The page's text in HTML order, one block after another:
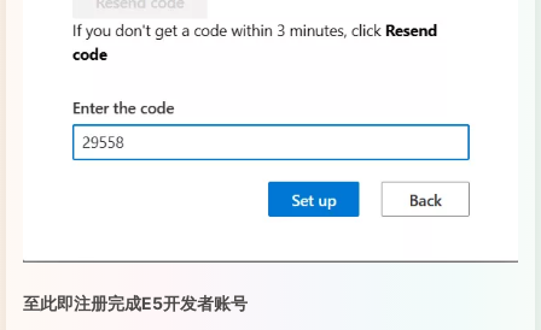
至此即注册完成E5开发者账号